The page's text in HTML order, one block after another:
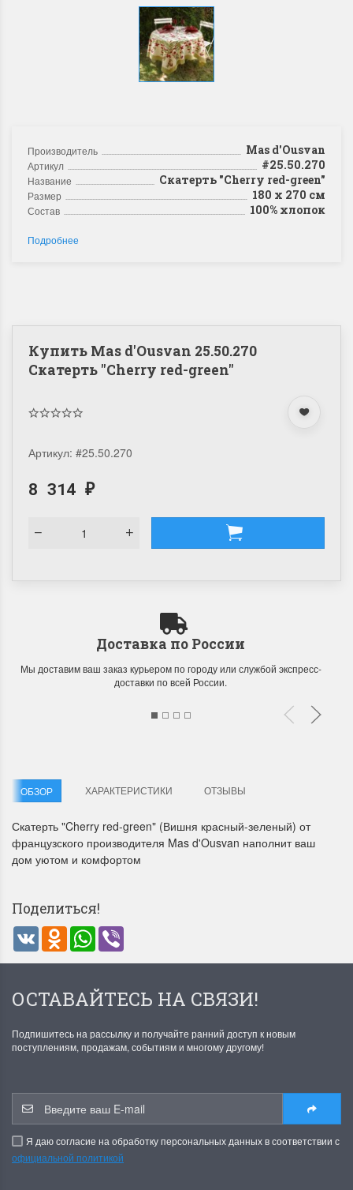
!! СКИДКА 20% ‼️ с 1 до 3 июня в
Чудетство...
Анастасия Туманова
1 июня 2024 11:29
На сайте пополнение
Спешите купить...
Анастасия Туманова
22 мая 2024 13:01
Производитель Mas d'Ousvan
Артикул #25.50.270
Название Скатерть "Cherry red-green"
Размер 180 х 270 см
Состав 100% хлопок
Подробнее
Купить Mas d'Ousvan 25.50.270
Скатерть "Cherry red-green"
Артикул: #25.50.270
8 314 ₽
Доставка по России
Мы доставим ваш заказ курьером по городу или службой экспресс-
доставки по всей России.
ОБЗОР ХАРАКТЕРИСТИКИ ОТЗЫВЫ
Скатерть "Cherry red-green" (Вишня красный-зеленый) от
французского производителя Mas d'Ousvan наполнит ваш
дом уютом и комфортом
Поделиться!
VK Odnoklassniki
WhatsApp
ОСТАВАЙТЕСЬ НА СВЯЗИ!
Подпишитесь на рассылку и получайте ранний доступ к новым
поступлениям, продажам, событиям и многому другому!
Я даю согласие на обработку персональных данных в соответствии с
официальной политикой